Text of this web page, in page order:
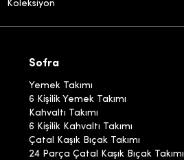
Koleksiyon
Sofra
Yemek Takımı
6 Kişilik Yemek Takımı
Kahvaltı Takımı
6 Kişilik Kahvaltı Takımı
Çatal Kaşık Bıçak Takımı
24 Parça Çatal Kaşık Bıçak Takımı